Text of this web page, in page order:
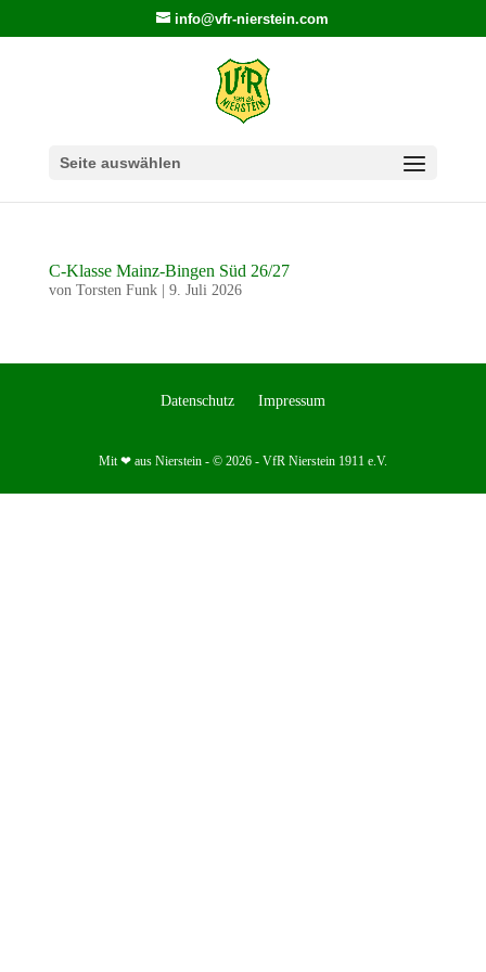
info@vfr-nierstein.com
Seite auswählen
C-Klasse Mainz-Bingen Süd 26/27
von Torsten Funk| 9. Juli 2026
Datenschutz Impressum
Mit ❤ aus Nierstein - © 2026 - VfR Nierstein 1911 e.V.